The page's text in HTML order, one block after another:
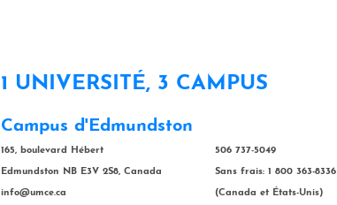
1 UNIVERSITÉ, 3 CAMPUS
Campus d'Edmundston
165, boulevard Hébert
Edmundston NB E3V 2S8, Canada
info@umce.ca
506 737-5049
Sans frais: 1 800 363-8336
(Canada et États-Unis)